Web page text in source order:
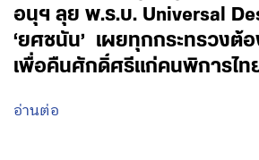
อนุฯ ลุย พ.ร.บ. Universal
‘ยศชนัน’ เผยทุกกระทรวงต้
เพื่อคืนศักดิ์ศรีแก่คนพิการไท
อ่านต่อ